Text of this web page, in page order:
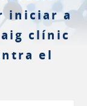
iniciar a
clínic
el